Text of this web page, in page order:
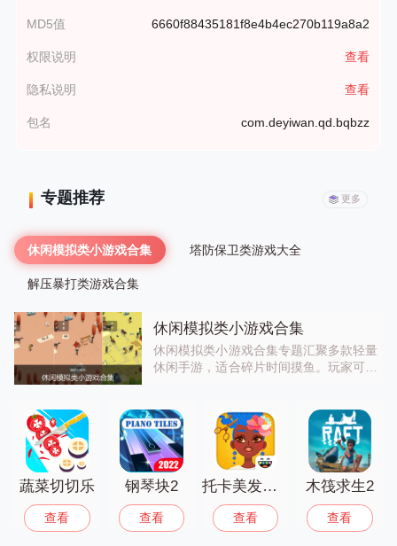
MD5值 6660f88435181f8e4b4ec270b119a8a2
权限说明 查看
隐私说明 查看
包名 com.deyiwan.qd.bqbzz
专题推荐 更多
休闲模拟类小游戏合集 塔防保卫类游戏大全
解压暴打类游戏合集
休闲模拟类小游戏合集
休闲模拟类小游戏合集专题汇聚多款轻量
休闲手游，适合碎片时间摸鱼。玩家可以
画风轻松，没有复杂规则，既能放松身
心，又能享受小成就感。感兴趣的话，就
来下载试试看吧！
蔬菜切切乐
查看
钢琴块2
查看
托卡美发沙龙4
查看
木筏求生2
查看